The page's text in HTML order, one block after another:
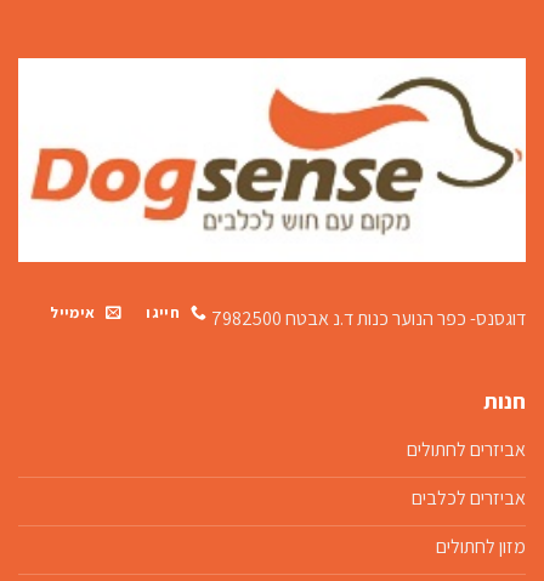
דוגסנס- כפר הנוער כנותד.נ אבטח 7982500 חייגו אימייל
חנות
אביזרים לחתולים
אביזרים לכלבים
מזון לחתולים